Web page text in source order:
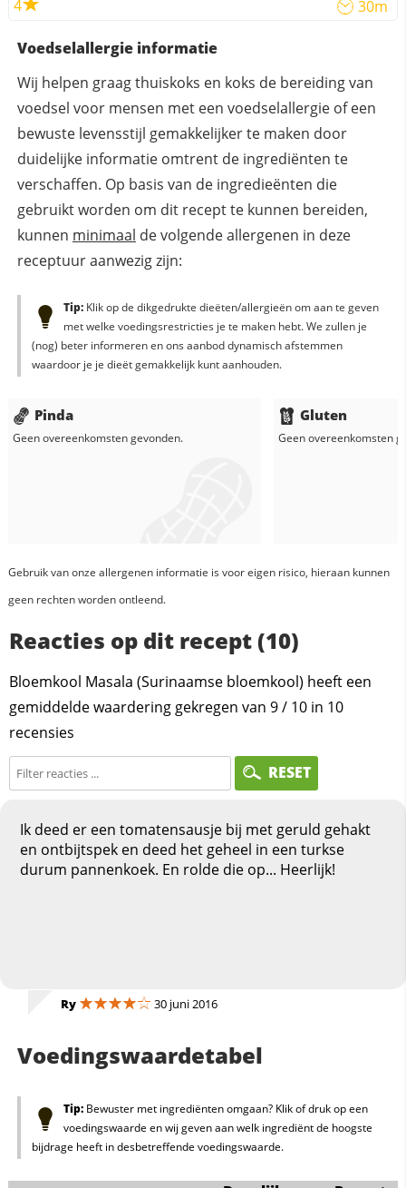
4 30m
Voedselallergie informatie
Wij helpen graag thuiskoks en koks de bereiding van
voedsel voor mensen met een voedselallergie of een
bewuste levensstijl gemakkelijker te maken door
duidelijke informatie omtrent de ingrediënten te
verschaffen. Op basis van de ingredieënten die
gebruikt worden om dit recept te kunnen bereiden,
kunnen minimaal de volgende allergenen in deze
receptuur aanwezig zijn:
Tip:Klik op de dikgedrukte dieëten/allergieën om aan te geven
met welke voedingsrestricties je te maken hebt. We zullen je
(nog) beter informeren en ons aanbod dynamisch afstemmen
waardoor je je dieët gemakkelijk kunt aanhouden.
Pinda
Geen overeenkomsten gevonden.
Gluten
Geen overeenkomsten
Gebruik van onze allergenen informatie is voor eigen risico, hieraan kunnen
geen rechten worden ontleend.
Reacties op dit recept (10)
Bloemkool Masala (Surinaamse bloemkool) heeft een
gemiddelde waardering gekregen van 9/ 10 in 10
recensies
RESET
Ik deed er een tomatensausje bij met geruld gehakt
en ontbijtspek en deed het geheel in een turkse
durum pannenkoek. En rolde die op... Heerlijk!
Ry 30 juni 2016
Voedingswaardetabel
Tip:Bewuster met ingrediënten omgaan? Klik of druk op een
voedingswaarde en wij geven aan welk ingrediënt de hoogste
bijdrage heeft in desbetreffende voedingswaarde.